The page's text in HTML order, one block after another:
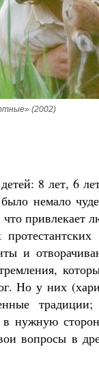
(2002)
8 лет, 6
немало
привлекает
и
Но у них
в нужную
вопросы в